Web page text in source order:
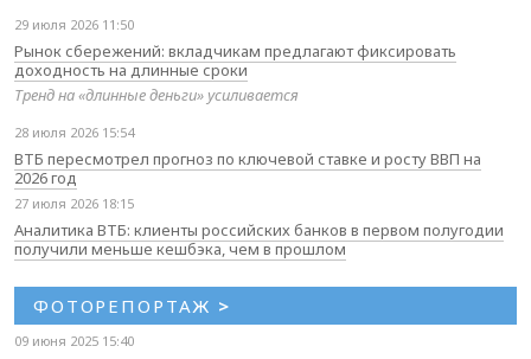
29 июля 2026 11:50
Рынок сбережений: вкладчикам предлагают фиксировать
доходность на длинные сроки
Тренд на «длинные деньги» усиливается
28 июля 2026 15:54
ВТБ пересмотрел прогноз по ключевой ставке и росту ВВП на
2026 год
27 июля 2026 18:15
Аналитика ВТБ: клиенты российских банков в первом полугодии
получили меньше кешбэка, чем в прошлом
ФОТОРЕПОРТАЖ >
09 июня 2025 15:40